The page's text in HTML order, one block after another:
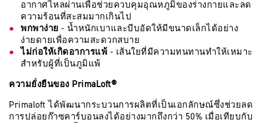
อากาศไหลผ่านเพื่อช่วยควบคุมอุณหภูมิของร่างกายและลด
ความร้อนที่สะสมมากเกินไป
พกพาง่าย - น้ำหนักเบาและบีบอัดให้มีขนาดเล็กได้อย่าง
ง่ายดายเพื่อความสะดวกสบาย
ไม่ก่อให้เกิดอาการแพ้ - เส้นใยที่มีความทนทานทำให้เหมาะ
สำหรับผู้ที่เป็นภูมิแพ้
ความยั่งยืนของ PrimaLoft®
Primaloft ได้พัฒนากระบวนการผลิตที่เป็นเอกลักษณ์ซึ่งช่วยลด
การปล่อยก๊าซคาร์บอนลงได้อย่างมากถึงกว่า 50% เมื่อเทียบกับ